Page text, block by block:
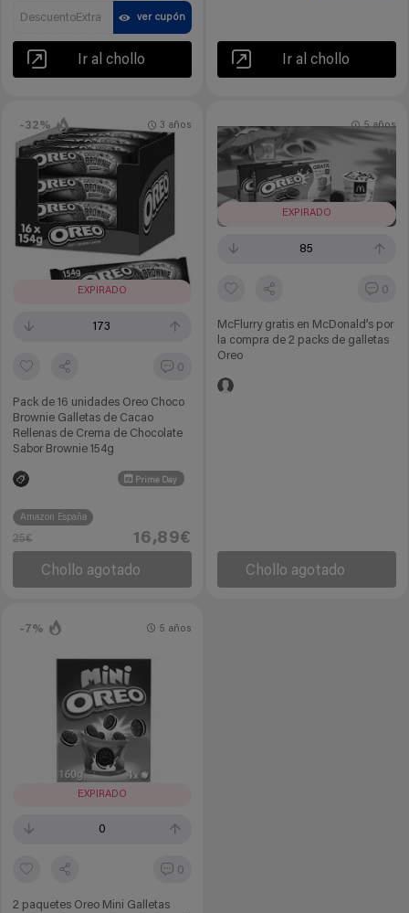
DescuentoExtra ver cupón
Ir al chollo Ir al chollo
-32%
EXPIRADO
173
0
Pack de 16 unidades Oreo Choco
Brownie Galletas de Cacao
Rellenas de Crema de Chocolate
Sabor Brownie 154g
Prime Day
3 años
Amazon España
25€ 16,89€
Chollo agotado
EXPIRADO
85
0
McFlurry gratis en McDonald’s por
la compra de 2 packs de galletas
Oreo
5 años
Chollo agotado
-7%
EXPIRADO
0
0
2 paquetes Oreo Mini Galletas
5 años